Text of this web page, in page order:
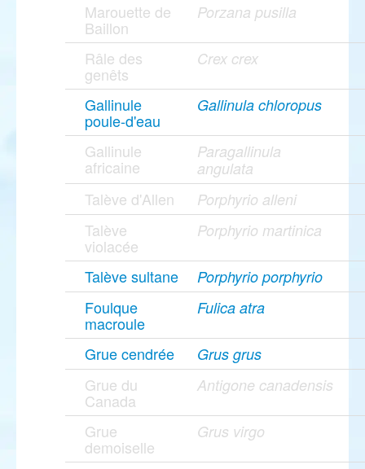
Marouette de
Baillon
Porzana pusilla
Râle des
genêts
Crex crex
Gallinule
poule-d'eau
Gallinula chloropus
Gallinule
africaine
Paragallinula
angulata
Talève d'Allen Porphyrio alleni
Talève
violacée
Porphyrio martinica
Talève sultane Porphyrio porphyrio
Foulque
macroule
Fulica atra
Grue cendrée Grus grus
Grue du
Canada
Antigone canadensis
Grue
demoiselle
Grus virgo